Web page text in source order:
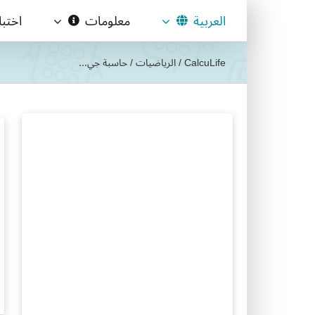
العربية معلومات
CalcuLife
/الرياضيات/حاسبة جي...